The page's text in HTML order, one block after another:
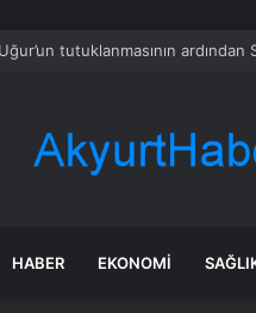
yer arıyordu: İnsanlıktan bile
HABER EKONOMI